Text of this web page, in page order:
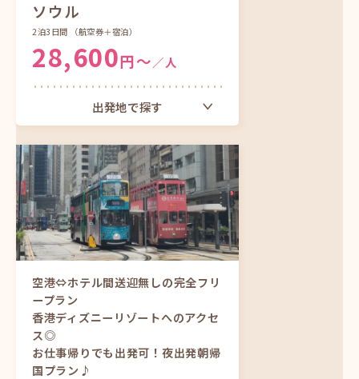
ソウル
2泊3日間 （航空券＋宿泊）
28,600円〜／人
出発地で探す
大阪（関西）発
ツアーをもっと見る
空港⇔ホテル間送迎無しの完全フリ
ープラン
香港ディズニーリゾートへのアクセ
ス◎
お仕事帰りでも出発可！夜出発朝帰
国プラン♪